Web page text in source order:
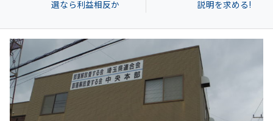
説明を求める!
撃すると…